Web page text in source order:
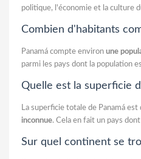
politique, l'économie et la culture
Combien d'habitants
Panamá compte environ une
parmi les pays dont la population
Quelle est la superficie
La superficie totale de Panamá est
inconnue. Cela en fait un pays
Sur quel continent se